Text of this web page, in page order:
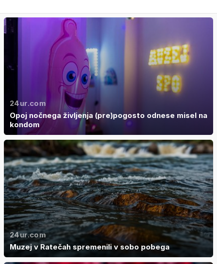
24ur.com
Opoj nočnega življenja (pre)pogosto odnese misel na
kondom
24ur.com
Muzej v Ratečah spremenili v sobo pobega